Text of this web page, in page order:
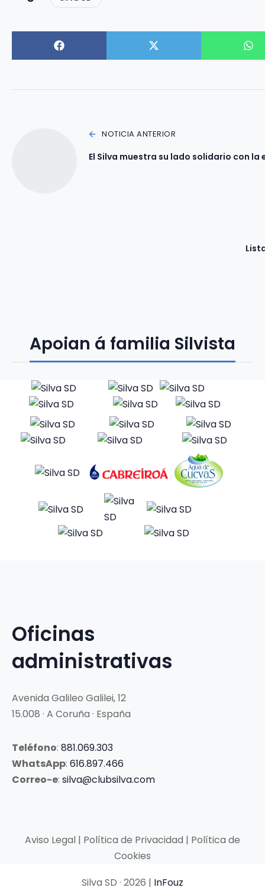
NOTICIA ANTERIOR
El Silva muestra su lado solidario con
Apoian á familia Silvista
Oficinas
administrativas
Avenida Galileo Galilei, 12
15.008 · A Coruña · España
Teléfono: 881.069.303
WhatsApp: 616.897.466
Correo-e: silva@clubsilva.com
Aviso Legal | Política de Privacidad | Política de
Cookies
Silva SD · 2026 | InFouz